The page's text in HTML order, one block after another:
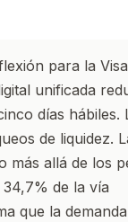
para la Visa
unificada
días hábiles.
de liquidez.
más allá de los
de la vía
que la